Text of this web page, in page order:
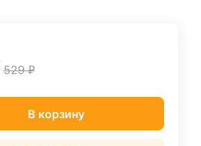
529 ₽
В корзину